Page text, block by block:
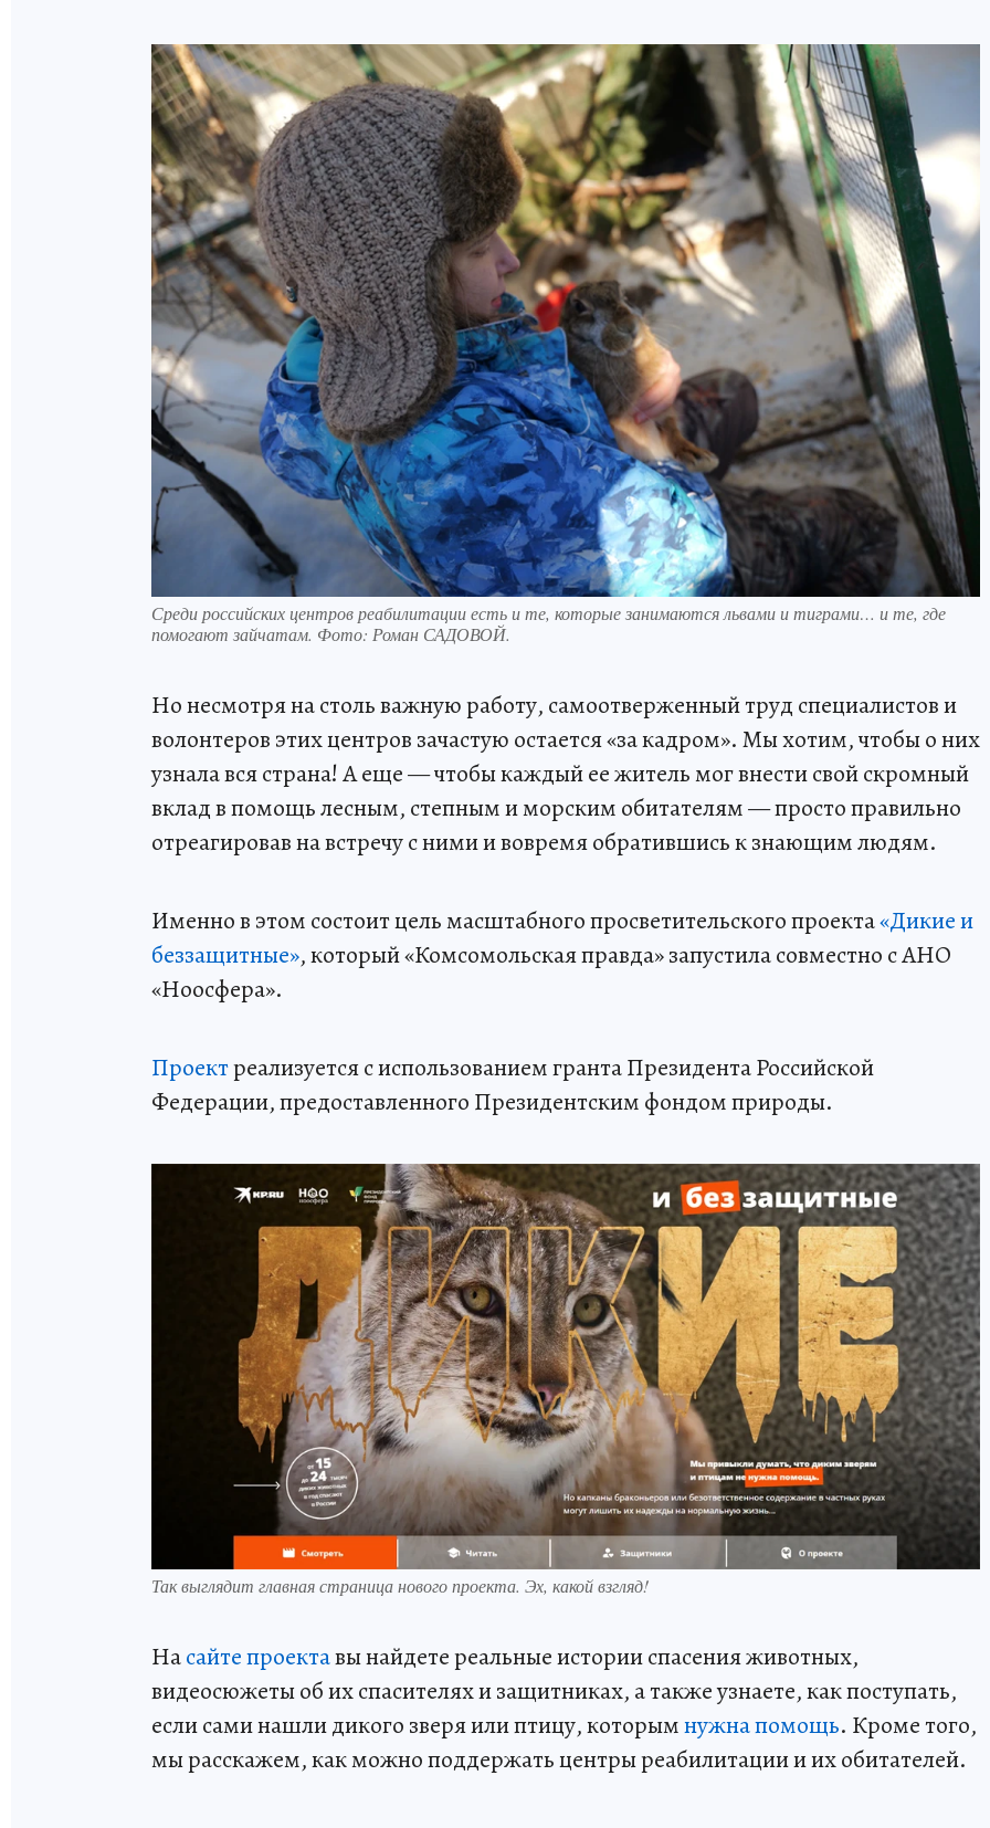
Среди российских центров реабилитации есть и те, которые занимаются львами и тиграми… и те, где
помогают зайчатам. Фото: Роман САДОВОЙ.
Но несмотря на столь важную работу, самоотверженный труд специалистов и
волонтеров этих центров зачастую остается «за кадром». Мы хотим, чтобы о них
узнала вся страна! А еще — чтобы каждый ее житель мог внести свой скромный
вклад в помощь лесным, степным и морским обитателям — просто правильно
отреагировав на встречу с ними и вовремя обратившись к знающим людям.
Именно в этом состоит цель масштабного просветительского проекта«Дикие и
беззащитные», который «Комсомольская правда» запустила совместно с АНО
«Ноосфера».
Проектреализуется с использованием гранта Президента Российской
Федерации, предоставленного Президентским фондом природы.
Так выглядит главная страница нового проекта. Эх, какой взгляд!
Насайте проектавы найдете реальные истории спасения животных,
видеосюжеты об их спасителях и защитниках, а также узнаете, как поступать,
если сами нашли дикого зверя или птицу, которымнужна помощь. Кроме того,
мы расскажем, как можно поддержать центры реабилитации и их обитателей.